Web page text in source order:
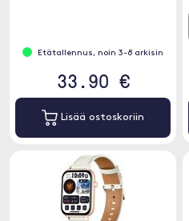
Etätallennus, noin 3-8 arkisin
33.90 €
Lisää ostoskoriin